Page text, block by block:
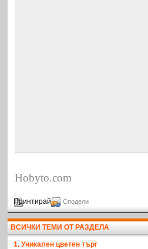
Hobyto.com
Принтирай Сподели
ВСИЧКИ ТЕМИ ОТ РАЗДЕЛА
1. Уникален цветен търг